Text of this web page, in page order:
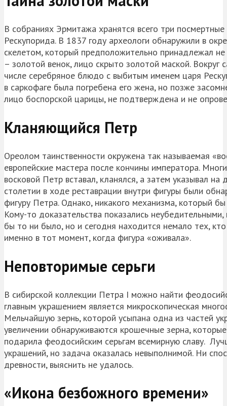
В собраниях Эрмитажа хранятся всего три
Рескупорида. В 1837 году археологи обнаружили в
скелетом, который предположительно принадлежал
– золотой венок, лицо скрыто золотой маской.
числе серебряное блюдо с выбитым именем царя
в саркофаге была погребена его жена, но позже
лицо боспорской царицы, не подтверждена и не
Кланяющийся Петр
Ореолом таинственности окружена так называемая
европейские мастера после кончины императора.
восковой Петр вставал, кланялся, а затем указывал
столетии в ходе реставрации внутри фигуры были
фигуру Петра. Однако, никакого механизма, который
Кому-то доказательства показались
бы то ни было, но и сегодня находится немало тех,
именно в тот момент, когда фигура «оживала».
Неповторимые серьги
В сибирской коллекции Петра I можно найти
главным украшением является микроскопическая
Мельчайшую зернь, которой усыпана одна из частей
увеличении обнаруживаются крошечные зерна,
подарила феодосийским серьгам всемирную славу.
украшений, но задача оказалась невыполнимой. Ни
древности, выяснить не удалось.
«Икона безбожного времени»